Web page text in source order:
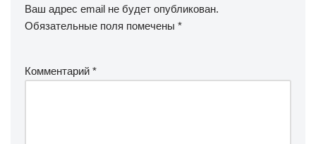
Ваш адрес email не будет опубликован.
Обязательные поля помечены *
Комментарий *